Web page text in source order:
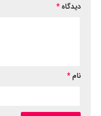
دیدگاه*
نام*